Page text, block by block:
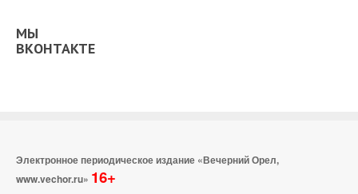
МЫ
ВКОНТАКТЕ
Электронное периодическое издание «Вечерний Орел,
www.vechor.ru» 16+